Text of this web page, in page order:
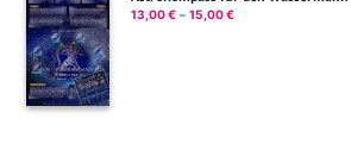
13,00€ – 15,00€Preisspanne: